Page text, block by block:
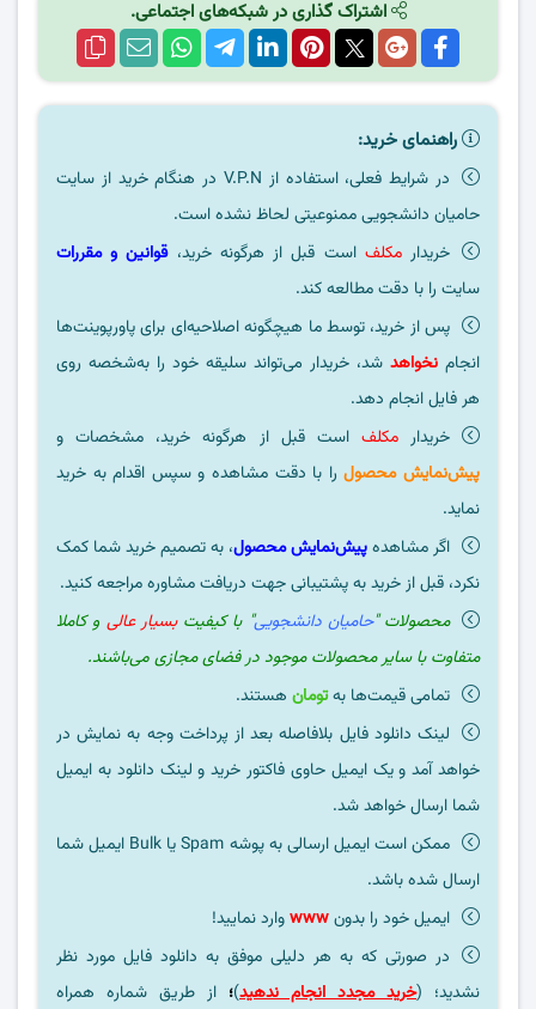
اشتراک گذاری در شبکه‌های اجتماعی.
راهنمای خرید:
در شرایط فعلی، استفاده از V.P.N در هنگام خرید از سایت
حامیان دانشجویی ممنوعیتی لحاظ نشده است.
خریدارمکلف است قبل از هرگونه خرید،قوانین و مقررات
سایت را با دقت مطالعه کند.
پس از خرید، توسط ما هیچگونه اصلاحیه‌ای برای پاورپوینت‌ها
انجام نخواهد شد، خریدار می‌تواند سلیقه خود را به‌شخصه روی
هر فایل انجام دهد.
خریدارمکلف است قبل از هرگونه خرید، مشخصات و
پیش‌نمایش محصولرا با دقت مشاهده و سپس اقدام به خرید
نماید.
اگر مشاهدهپیش‌نمایش محصول، به تصمیم خرید شما کمک
نکرد، قبل از خرید به پشتیبانی جهت دریافت مشاوره مراجعه کنید.
محصولات "حامیان دانشجویی" با کیفیت بسیار عالی و کاملا
متفاوت با سایر محصولات موجود در فضای مجازی می‌باشند.
تمامی قیمت‌ها بهتومان هستند.
لینک دانلود فایل بلافاصله بعد از پرداخت وجه به نمایش در
خواهد آمد و یک ایمیل حاوی فاکتور خرید و لینک دانلود به ایمیل
شما ارسال خواهد شد.
ممکن است ایمیل ارسالی به پوشه Spam یا Bulk ایمیل شما
ارسال شده باشد.
ایمیل خود را بدونwwwوارد نمایید!
در صورتی که به هر دلیلی موفق به دانلود فایل مورد نظر
نشدید؛ (خرید مجدد انجام ندهید)؛ از طریق شماره همراه